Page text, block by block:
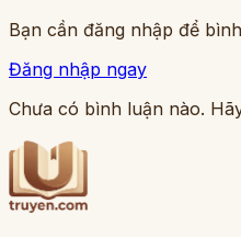
Bạn cần đăng nhập để
Đăng nhập ngay
Chưa có bình luận nào.